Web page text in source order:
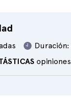
Duración:
opiniones